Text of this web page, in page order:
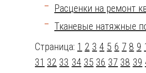
Расценки на ремонт
Тканевые натяжные
Страница: 1 2 3 4 5 6 7 8 9
31 32 33 34 35 36 37 38 39